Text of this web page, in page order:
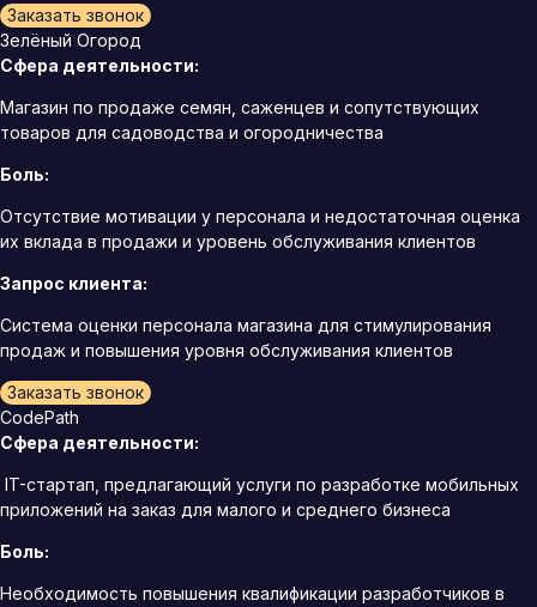
Заказать звонок
Зелёный Огород
Сфера деятельности:
Магазин по продаже семян, саженцев и сопутствующих
товаров для садоводства и огородничества
Боль:
Отсутствие мотивации у персонала и недостаточная оценка
их вклада в продажи и уровень обслуживания клиентов
Запрос клиента:
Система оценки персонала магазина для стимулирования
продаж и повышения уровня обслуживания клиентов
Заказать звонок
CodePath
Сфера деятельности:
IT-стартап, предлагающий услуги по разработке мобильных
приложений на заказ для малого и среднего бизнеса
Боль:
Необходимость повышения квалификации разработчиков в